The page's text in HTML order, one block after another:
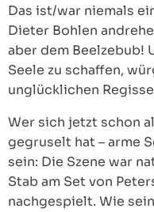
Das ist/war niemals
Dieter Bohlen
aber dem Beelzebub!
Seele zu schaffen,
unglücklichen
Wer sich jetzt schon
gegruselt hat – arme
sein: Die Szene war
Stab am Set von
nachgespielt. Wie